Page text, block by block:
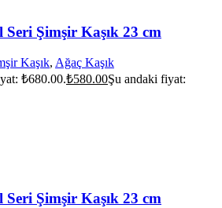
Seri Şimşir Kaşık 23 cm
Kaşık, Ağaç Kaşık
₺680.00.₺580.00Şu andaki fiyat:
Seri Şimşir Kaşık 23 cm